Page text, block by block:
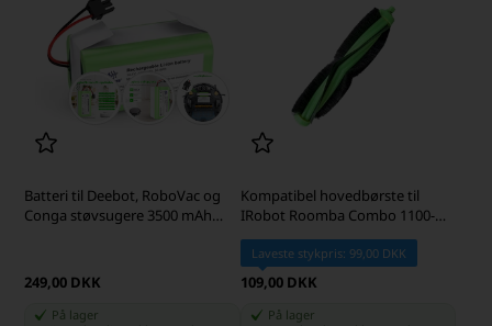
Batteri til Deebot, RoboVac og
Conga støvsugere 3500 mAh
249,00 DKK
På lager
Kompatibel hovedbørste til
IRobot Roomba Combo 1100-
serien
Laveste stykpris: 99,00 DKK
109,00 DKK
På lager